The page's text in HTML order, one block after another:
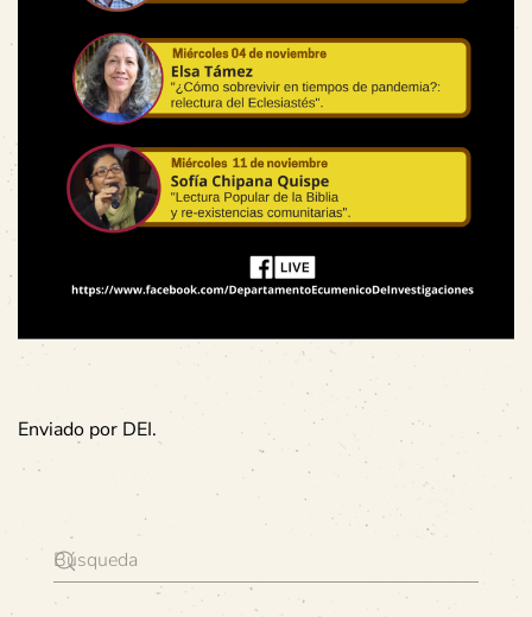
Enviado por DEI.